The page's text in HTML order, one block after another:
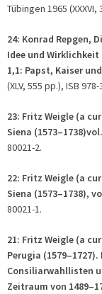
Tübingen 1965
24: Konrad Repgen,
Idee und
1,1: Papst, Kaiser
(XLV, 555 pp.), ISB
23: Fritz Weigle (a
Siena
80021-2.
22: Fritz Weigle (a
Siena (1573–1738),
80021-1.
21: Fritz Weigle (a
Perugia
Consiliarwahllisten
Zeitraum von